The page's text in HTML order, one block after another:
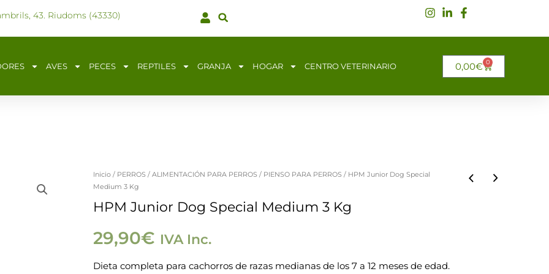
43. Riudoms (43330)
AVES PECES REPTILES GRANJA HOGAR CENTRO VETERINARIO 0,00€ 0
CARRITO
Inicio/ PERROS / ALIMENTACIÓN PARA PERROS / PIENSO PARA PERROS / HPM Junior Dog Special
Medium 3 Kg
HPM Junior Dog Special Medium 3 Kg
29,90€ IVA Inc.
Dieta completa para cachorros de razas medianas de los 7 a 12 meses de edad.